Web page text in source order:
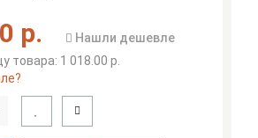
р.
Нашли дешевле
товара: 1 018.00 р.